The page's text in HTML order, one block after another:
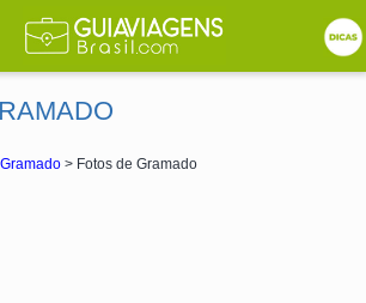
Gramado > Fotos de Gramado